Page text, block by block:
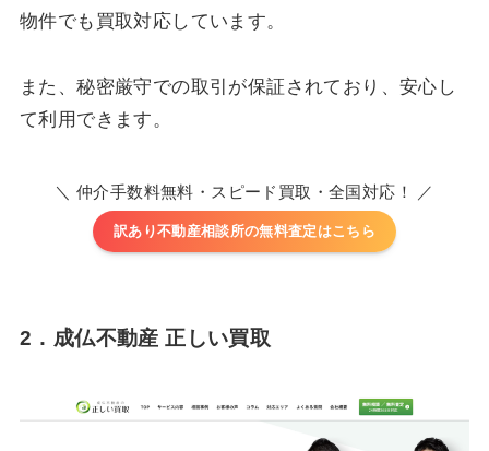
物件でも買取対応しています。
また、秘密厳守での取引が保証されており、安心し
て利用できます。
＼ 仲介手数料無料・スピード買取・全国対応！ ／
訳あり不動産相談所の無料査定はこちら
2．成仏不動産 正しい買取